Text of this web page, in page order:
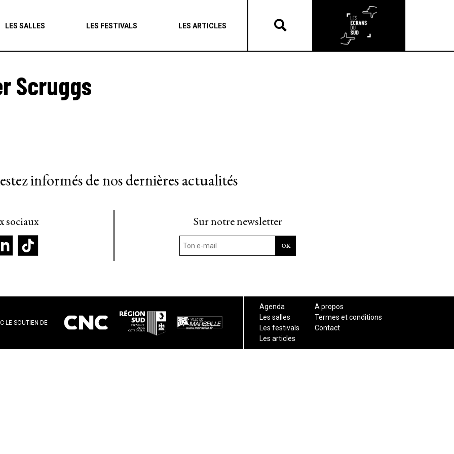
LES SALLES LES FESTIVALS LES ARTICLES
Les articles
Scruggs
informés de nos dernières actualités
sociaux Sur notre newsletter
LE SOUTIEN DE
Agenda
Les salles
Les festivals
Les articles
A propos
Termes et conditions
Contact